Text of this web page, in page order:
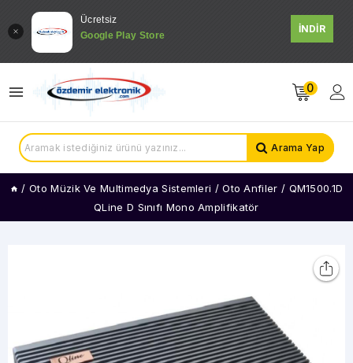
Ücretsiz
Google Play Store
İNDİR
0
Arama Yap
/ Oto Müzik Ve Multimedya Sistemleri / Oto Anfiler / QM1500.1D
QLine D Sınıfı Mono Amplifikatör